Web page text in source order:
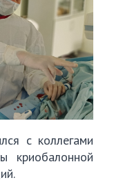
с коллегами
криобалонной